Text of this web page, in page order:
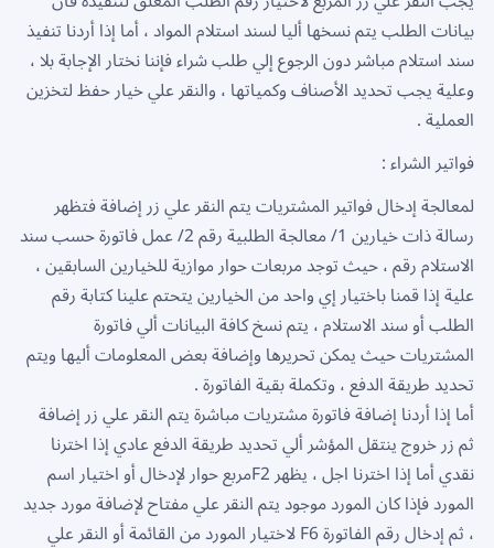
بيانات الطلب يتم نسخها أليا لسند استلام المواد ، أما إذا أردنا تنفيذ
سند استلام مباشر دون الرجوع إلي طلب شراء فإننا نختار الإجابة بلا ،
وعلية يجب تحديد الأصناف وكمياتها ، والنقر علي خيار حفظ لتخزين
العملية .
فواتير الشراء :
لمعالجة إدخال فواتير المشتريات يتم النقر علي زر إضافة فتظهر
رسالة ذات خيارين 1/ معالجة الطلبية رقم 2/ عمل فاتورة حسب سند
الاستلام رقم ، حيث توجد مربعات حوار موازية للخيارين السابقين ،
علية إذا قمنا باختيار إي واحد من الخيارين يتحتم علينا كتابة رقم
الطلب أو سند الاستلام ، يتم نسخ كافة البيانات ألي فاتورة
المشتريات حيث يمكن تحريرها وإضافة بعض المعلومات أليها ويتم
تحديد طريقة الدفع ، وتكملة بقية الفاتورة .
أما إذا أردنا إضافة فاتورة مشتريات مباشرة يتم النقر علي زر إضافة
ثم زر خروج ينتقل المؤشر ألي تحديد طريقة الدفع عادي إذا اخترنا
نقدي أما إذا اخترنا اجل ، يظهر F2مربع حوار لإدخال أو اختيار اسم
المورد فإذا كان المورد موجود يتم النقر علي مفتاح لإضافة مورد جديد
، ثم إدخال رقم الفاتورة F6 لاختيار المورد من القائمة أو النقر علي